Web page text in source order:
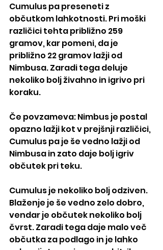
Cumulus pa preseneti z
občutkom lahkotnosti. Pri moški
različici tehta približno 259
gramov, kar pomeni, da je
približno 22 gramov lažji od
Nimbusa. Zaradi tega deluje
nekoliko bolj živahno in igrivo pri
koraku.
Če povzameva: Nimbus je postal
opazno lažji kot v prejšnji različici,
Cumulus pa je še vedno lažji od
Nimbusa in zato daje bolj igriv
občutek pri teku.
Cumulus je nekoliko bolj odziven.
Blaženje je še vedno zelo dobro,
vendar je občutek nekoliko bolj
čvrst. Zaradi tega daje malo več
občutka za podlago in je lahko